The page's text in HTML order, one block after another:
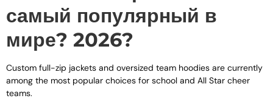
самый популярный в
мире? 2026?
Custom full-zip jackets and oversized team hoodies are currently
among the most popular choices for school and All Star cheer
teams.